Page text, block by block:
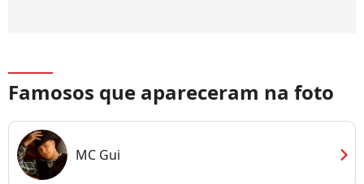
Famosos que apareceram na foto
MC Gui chevron_right